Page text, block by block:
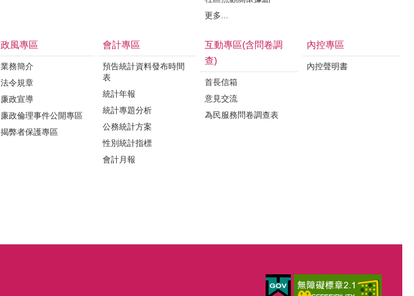
更多...
政風專區
業務簡介
法令規章
廉政宣導
廉政倫理事件公開專區
揭弊者保護專區
會計專區
預告統計資料發布時間
表
統計年報
統計專題分析
公務統計方案
性別統計指標
會計月報
互動專區(含問卷調
查)
首長信箱
意見交流
為民服務問卷調查表
內控專區
內控聲明書